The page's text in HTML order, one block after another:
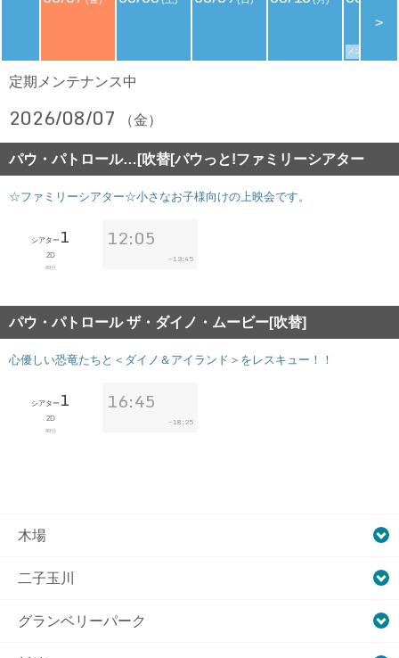
メンバーズデイ
>
定期メンテナンス中
2026/08/07 （金）
パウ・パトロール…[吹替[パウっと!ファミリーシアター
☆ファミリーシアター☆小さなお子様向けの上映会です。
シアター 1
2D
89分
12:05
~13:45
パウ・パトロール ザ・ダイノ・ムービー[吹替]
心優しい恐竜たちと＜ダイノ＆アイランド＞をレスキュー！！
シアター 1
2D
89分
16:45
~ 18:25
木場
二子玉川
グランベリーパーク